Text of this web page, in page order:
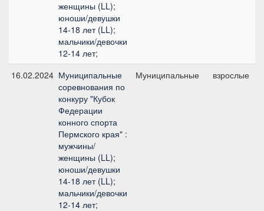
женщины (LL);
юноши/девушки
14-18 лет (LL);
мальчики/девочки
12-14 лет;
16.02.2024 Муниципальные
соревнования по
конкуру "Кубок
Федерации
конного спорта
Пермского края" :
мужчины/
женщины (LL);
юноши/девушки
14-18 лет (LL);
мальчики/девочки
12-14 лет;
Муниципальные взрослые